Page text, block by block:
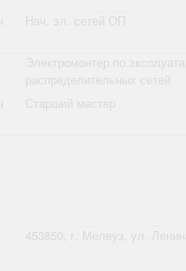
Нач. эл. сетей ОП
Электромонтер по
распределительных сетей
Старший мастер
453850, г. Мелеуз, ул.